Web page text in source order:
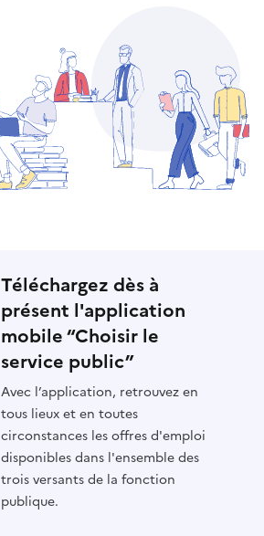
Téléchargez dès à
présent l'application
mobile “Choisir le
service public”
Avec l’application, retrouvez en
tous lieux et en toutes
circonstances les offres d'emploi
disponibles dans l'ensemble des
trois versants de la fonction
publique.